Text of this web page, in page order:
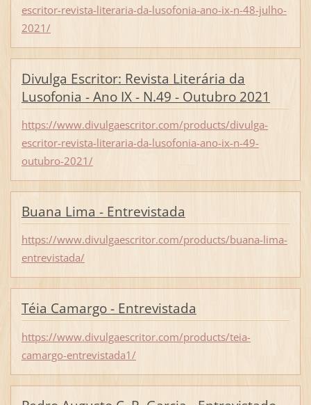
escritor-revista-literaria-da-lusofonia-ano-ix-n-48-julho-
2021/
Divulga Escritor: Revista Literária da
Lusofonia - Ano IX - N.49 - Outubro 2021
https://www.divulgaescritor.com/products/divulga-
escritor-revista-literaria-da-lusofonia-ano-ix-n-49-
outubro-2021/
Buana Lima - Entrevistada
https://www.divulgaescritor.com/products/buana-lima-
entrevistada/
Téia Camargo - Entrevistada
https://www.divulgaescritor.com/products/teia-
camargo-entrevistada1/